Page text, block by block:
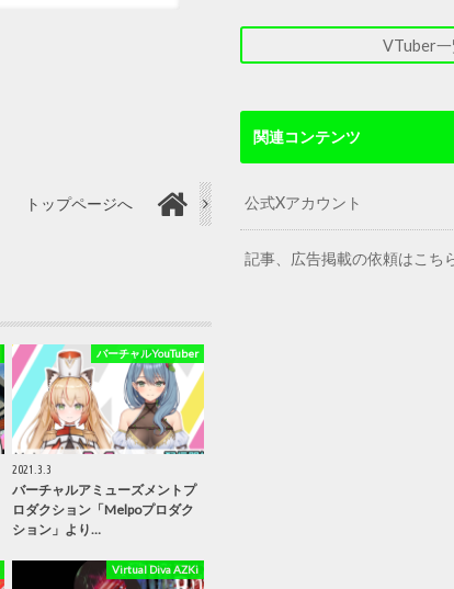
トップページへ
バーチャルYouTuber
2021.3.3
バーチャルアミューズメントプ
ロダクション「Melpoプロダク
ション」より…
Virtual Diva AZKi
VTuber一
関連コンテンツ
公式Xアカウント
記事、広告掲載の依頼はこち